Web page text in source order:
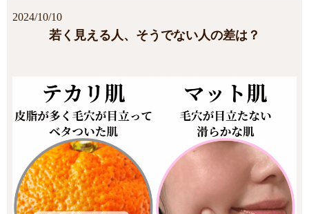
2024/10/10
若く見える人、そうでない人の差は？